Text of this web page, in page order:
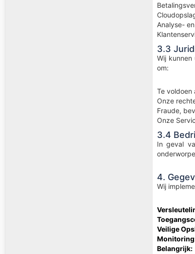
Analyse-
3.3
Wij
om:
Te voldoen
Onze
Fraude,
Onze
3.4
In geval
4.
Wij
Veilige
Belangrijk: